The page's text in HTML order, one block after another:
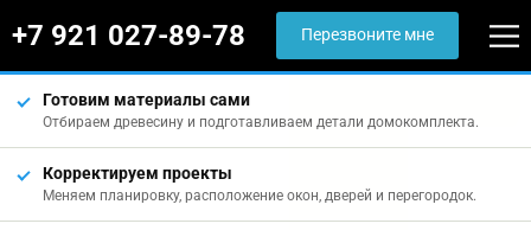
+7 921 027-89-78 Перезвоните мне
Готовим материалы сами
Отбираем древесину и подготавливаем детали домокомплекта.
Корректируем проекты
Меняем планировку, расположение окон, дверей и перегородок.